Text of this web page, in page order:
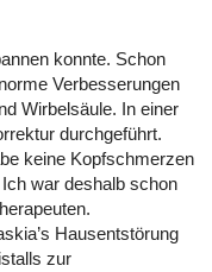
konnte. Schon
Verbesserungen
Wirbelsäule. In einer
durchgeführt.
keine Kopfschmerzen
war deshalb schon
Hausentstörung
zur